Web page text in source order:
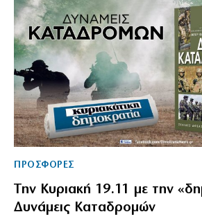
ΠΡΟΣΦΟΡΕΣ
Tην Κυριακή 19.11 με την
Δυνάμεις Καταδρομών